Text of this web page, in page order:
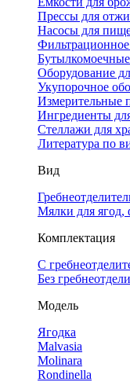
Прессы для
Насосы для
Оборудование
Укупорочное
Измерительные
Ингредиенты
Стеллажи для
Литература по
Вид
Мялки для ягод,
Комплектация
С
Без
Модель
Ягодка
Malvasia
Molinara
Rondinella